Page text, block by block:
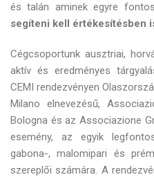
és talán aminek egyre
segíteni kell értékesítésben
Cégcsoportunk ausztriai,
aktív és eredményes
CEMI rendezvényen
Milano elnevezésű,
Bologna és az Associazione
esemény, az egyik
gabona-, malomipari és
szereplői számára. A